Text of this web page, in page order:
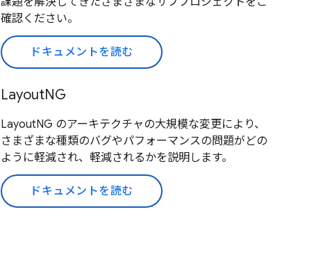
確認ください。
ドキュメントを読む
LayoutNG
LayoutNG のアーキテクチャの大規模な変更により、
さまざまな種類のバグやパフォーマンスの問題がどの
ように軽減され、軽減されるかを説明します。
ドキュメントを読む